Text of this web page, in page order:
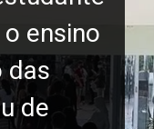
ensino
das
de